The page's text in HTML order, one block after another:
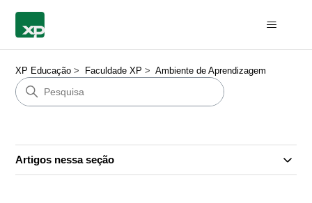
XP Educação Faculdade XP Ambiente de Aprendizagem
Artigos nessa seção